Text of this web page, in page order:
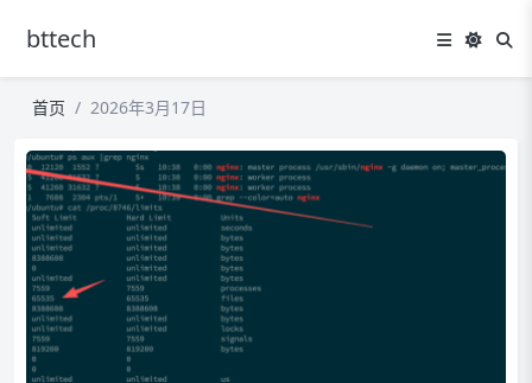
bttech
首页 2026年3月17日